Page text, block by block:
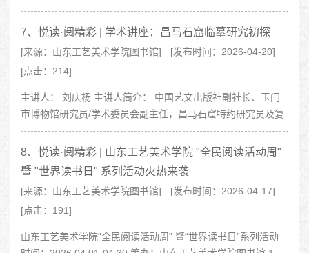
校园廉洁文化建设，4月15日，学校领导王晓娟、孙大刚、谷朝
勇、孔亮、安峰，走进图书馆艺术空..
7、悦读·阅精彩 | 学术讲座：昌马石窟临摹研究初探
[来源：山东工艺美术学院图书馆]
[发布时间：2026-04-20]
[点击：214]
主讲人： 刘庆杨 主讲人简介： 中国艺文出版社副社长、玉门
市博物馆研究员/学术委员会副主任，昌马石窟特约研究员及复
原性临摹组领队。他不仅是一位画家，更是一位身体力行的文
化传..
8、悦读·阅精彩 | 山东工艺美术学院 "全民阅读活动周"
暨 "世界读书日" 系列活动火热来袭
[来源：山东工艺美术学院图书馆]
[发布时间：2026-04-17]
[点击：191]
山东工艺美术学院“全民阅读活动周” 暨“世界读书日”系列活动